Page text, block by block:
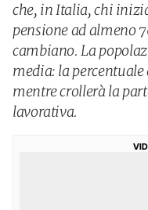
che, in Italia, chi
pensione ad almeno
cambiano. La
media: la
mentre crollerà la
lavorativa.